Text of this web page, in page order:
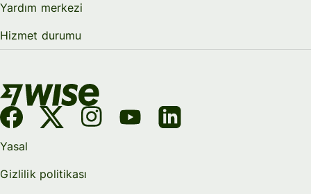
Yardım merkezi
Hizmet durumu
Yasal
Gizlilik politikası